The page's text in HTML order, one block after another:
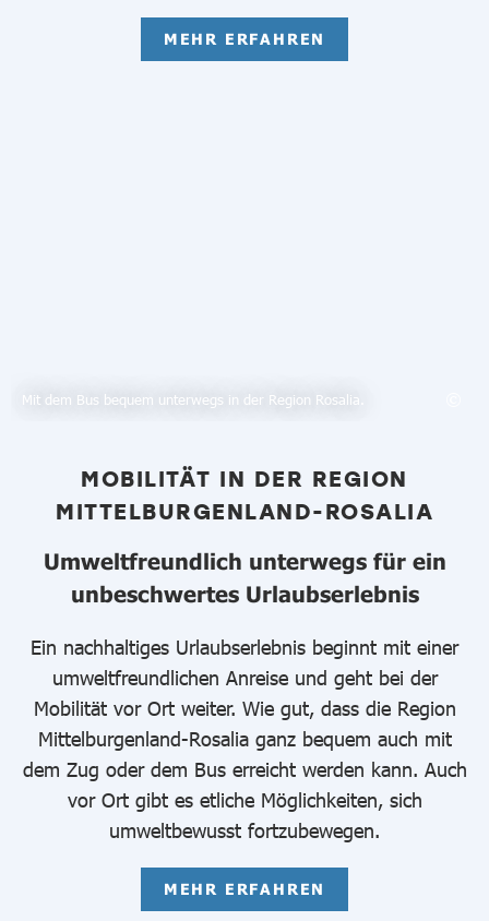
MEHR ERFAHREN
Mit dem Bus bequem unterwegs in der Region Rosalia.
MOBILITÄT IN DER REGION
MITTELBURGENLAND-ROSALIA
Umweltfreundlich unterwegs für ein
unbeschwertes Urlaubserlebnis
Ein nachhaltiges Urlaubserlebnis beginnt mit einer
umweltfreundlichen Anreise und geht bei der
Mobilität vor Ort weiter. Wie gut, dass die Region
Mittelburgenland-Rosalia ganz bequem auch mit
dem Zug oder dem Bus erreicht werden kann. Auch
vor Ort gibt es etliche Möglichkeiten, sich
umweltbewusst fortzubewegen.
MEHR ERFAHREN